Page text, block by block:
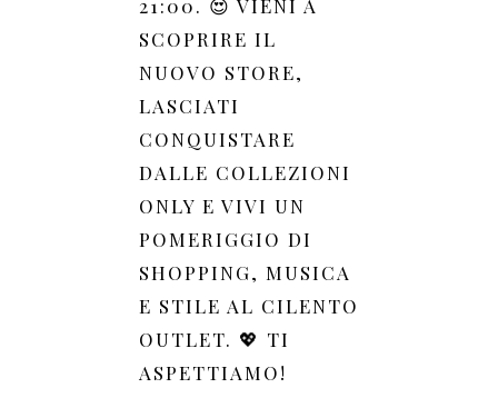
21:00. 😍 VIENI A
SCOPRIRE IL
NUOVO STORE,
LASCIATI
CONQUISTARE
DALLE COLLEZIONI
ONLY E VIVI UN
POMERIGGIO DI
SHOPPING, MUSICA
E STILE AL CILENTO
OUTLET. 💖 TI
ASPETTIAMO!